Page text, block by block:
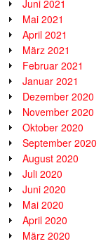
Juni 2021
Mai 2021
April 2021
März 2021
Februar 2021
Januar 2021
Dezember 2020
November 2020
Oktober 2020
September 2020
August 2020
Juli 2020
Juni 2020
Mai 2020
April 2020
März 2020